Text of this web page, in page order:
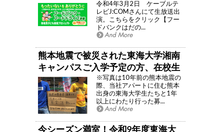
学金の東海大学生などへ食材をご提
供 秦野市でフードバンク・フード
ドライブ活動「フードバンクはだ
令和4年3月2日 ケーブルテ
レビJ:COMさんにて生放送出
演。こちらをクリック【フー
ドバンクはだの...
熊本地震で被災された東海大学湘南
キャンパスご入学予定の方、在校生
の方へ
※写真は10年前の熊本地震の
際、当社アパートに住む熊本
出身の東海大学生たちと1年
以上にわたり行った募...
今シーズン満室！令和9年度東海大